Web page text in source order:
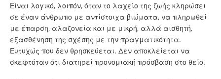
Είναι λογικό, λοιπόν, όταν το λαχείο της ζωής κληρώσει
σε έναν άνθρωπο με αντίστοιχα βιώματα, να πληρωθεί
με έπαρση, αλαζονεία και με μικρή, αλλά αισθητή,
εξασθένηση της σχέσης με την πραγματικότητα.
Ευτυχώς που δεν θρησκεύεται. Δεν αποκλείεται να
σκεφτόταν ότι διατηρεί προνομιακή πρόσβαση στο θείο.